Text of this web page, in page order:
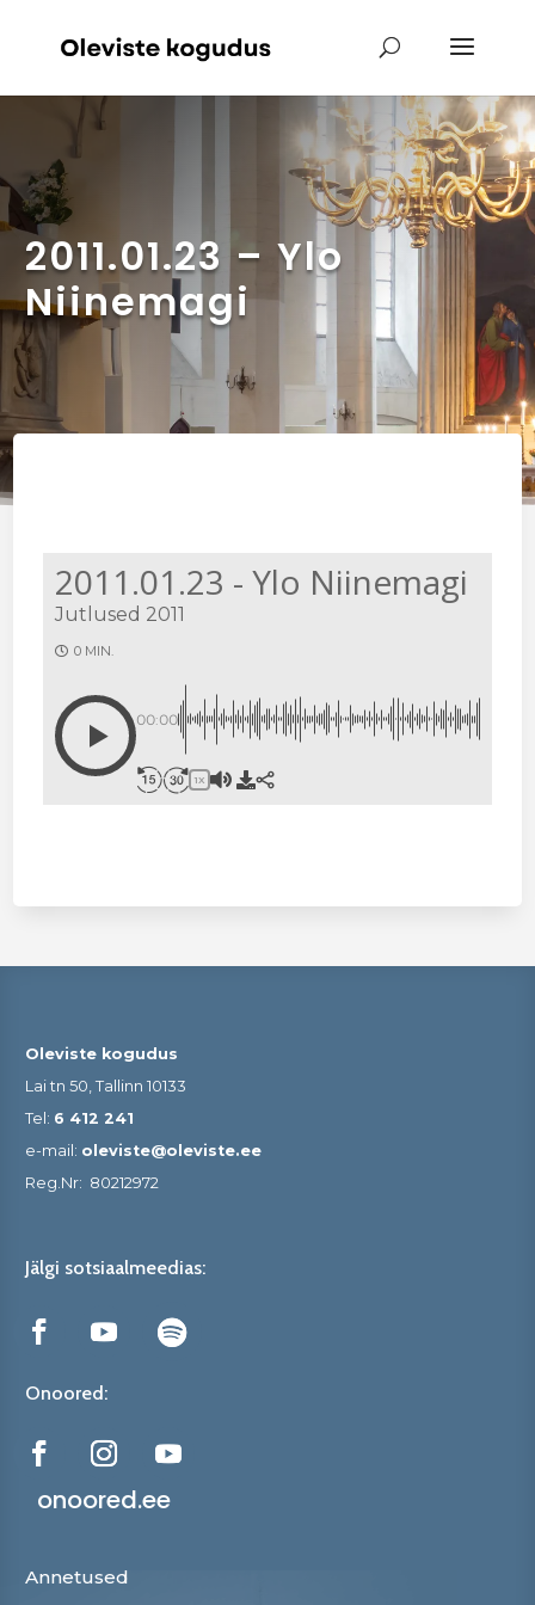
2011.01.23 – Ylo
Niinemagi
2011.01.23 - Ylo Niinemagi
Jutlused 2011
0 MIN.
00:00
1X
Oleviste kogudus
Lai tn 50, Tallinn 10133
Tel: 6 412 241
e-mail: oleviste@oleviste.ee
Reg.Nr: 80212972
Jälgi sotsiaalmeedias:
Onoored:
onoored.ee
Annetused